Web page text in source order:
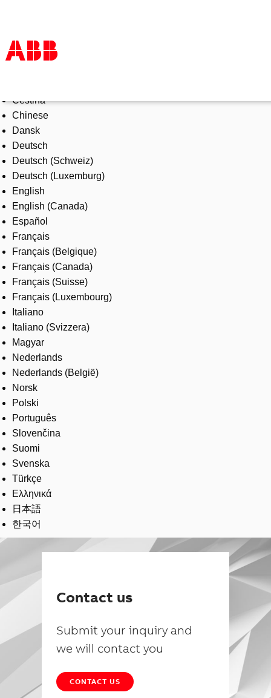
Products & Solutions
Industries
Services
About us
Where to buy
Contact us
Careers
Čeština
Chinese
Dansk
Deutsch
Deutsch (Schweiz)
Deutsch (Luxemburg)
English
English (Canada)
Español
Français
Français (Belgique)
Français (Canada)
Français (Suisse)
Français (Luxembourg)
Italiano
Italiano (Svizzera)
Magyar
Nederlands
Nederlands (België)
Norsk
Polski
Português
Slovenčina
Suomi
Svenska
Türkçe
Ελληνικά
日本語
한국어
Contact us
Submit your inquiry and
we will contact you
CONTACT US